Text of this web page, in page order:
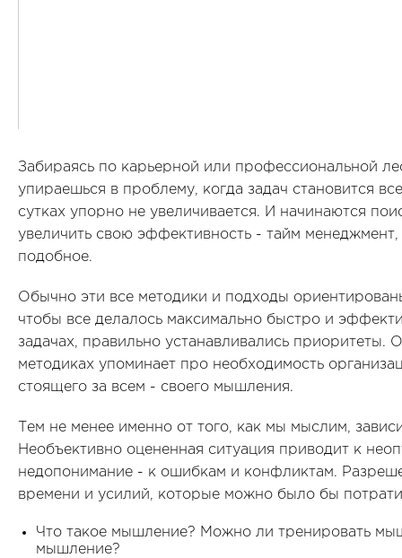
Забираясь по карьерной или профессиональной
упираешься в проблему, когда задач становится
сутках упорно не увеличивается. И начинаются
увеличить свою эффективность - тайм
подобное.
Обычно эти все методики и подходы
чтобы все делалось максимально быстро и
задачах, правильно устанавливались приоритеты.
методиках упоминает про необходимость
стоящего за всем - своего мышления.
Тем не менее именно от того, как мы мыслим,
Необъективно оцененная ситуация приводит к
недопонимание - к ошибкам и конфликтам.
времени и усилий, которые можно было бы
Что такое мышление? Можно ли тренировать
мышление?